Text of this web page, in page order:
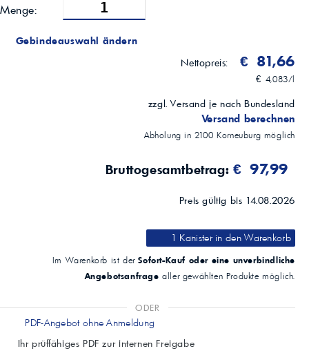
Menge:
Gebindeauswahl ändern
Nettopreis:
€ 81,66
€ 4,083/l
zzgl. Versand je nach Bundesland
Versand berechnen
Abholung in2100 Korneuburg möglich
Bruttogesamtbetrag: € 97,99
Preis gültig bis 14.08.2026
1 Kanisterin den Warenkorb
Im Warenkorb ist derSofort-Kauf oder eine unverbindliche
Angebotsanfrage aller gewählten Produkte möglich.
ODER
PDF-Angebot ohne Anmeldung
Ihr prüffähiges PDF zur internen Freigabe